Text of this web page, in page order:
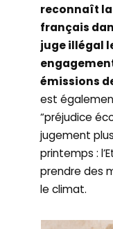
reconnaît la
français
juge illégal
émissions
est
“préjudice
jugement
printemps :
prendre des
le climat.